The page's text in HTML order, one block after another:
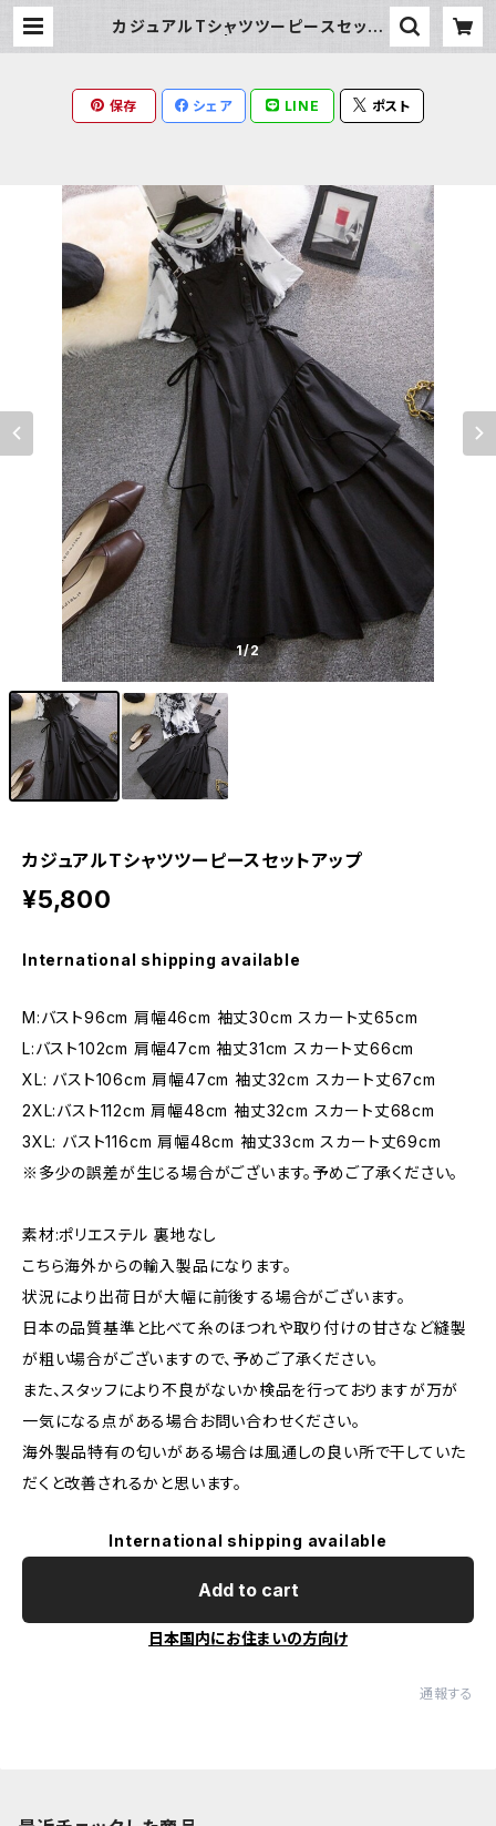
カジュアルTシャツツーピースセット
保存 シェア LINE ポスト
1/2
カジュアルTシャツツーピースセットアップ
¥5,800
International shipping available
M:バスト96cm 肩幅46cm 袖丈30cm スカート丈65cm
L:バスト102cm 肩幅47cm 袖丈31cm スカート丈66cm
XL: バスト106cm 肩幅47cm 袖丈32cm スカート丈67cm
2XL:バスト112cm 肩幅48cm 袖丈32cm スカート丈68cm
3XL: バスト116cm 肩幅48cm 袖丈33cm スカート丈69cm
※多少の誤差が生じる場合がございます。予めご了承ください。
素材:ポリエステル 裏地なし
こちら海外からの輸入製品になります。
状況により出荷日が大幅に前後する場合がございます。
日本の品質基準と比べて糸のほつれや取り付けの甘さなど縫製
が粗い場合がございますので、予めご了承ください。
また、スタッフにより不良がないか検品を行っておりますが万が
一気になる点がある場合お問い合わせください。
海外製品特有の匂いがある場合は風通しの良い所で干していた
だくと改善されるかと思います。
International shipping available
Add to cart
日本国内にお住まいの方向け
通報する